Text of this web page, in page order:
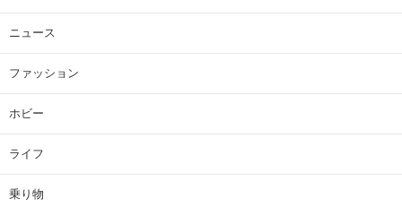
ニュース
ファッション
ホビー
ライフ
乗り物